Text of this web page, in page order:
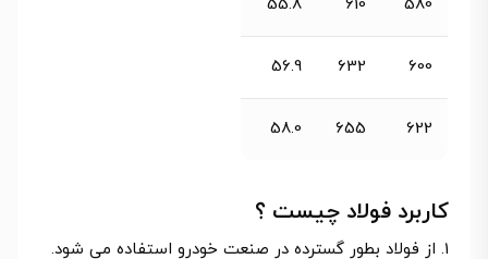
600
632
56.9
622
655
58.0
کاربرد فولاد چیست ؟
از فولاد بطور گسترده در صنعت خودرو استفاده می شود.